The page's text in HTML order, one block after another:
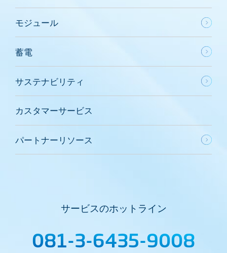
モジュール
蓄電
サステナビリティ
カスタマーサービス
パートナーリソース
サービスのホットライン
081-3-6435-9008